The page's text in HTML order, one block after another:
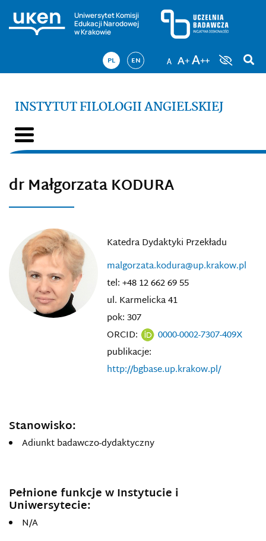
Uniwersytet Komisji
Edukacji Narodowej
w Krakowie
PL EN
INSTYTUT FILOLOGII ANGIELSKIEJ
dr Małgorzata KODURA
Katedra Dydaktyki Przekładu
malgorzata.kodura@up.krakow.pl
tel: +48 12 662 69 55
ul. Karmelicka 41
pok: 307
ORCID:
0000-0002-7307-409X
publikacje:
http://bgbase.up.krakow.pl/
Stanowisko:
Adiunkt badawczo-dydaktyczny
Pełnione funkcje w Instytucie i
Uniwersytecie:
N/A